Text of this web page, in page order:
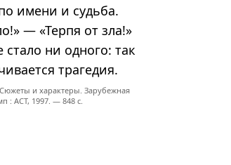
имени и судьба.
— «Терпя от зла!»
ни одного: так
трагедия.
и характеры. Зарубежная
: ACT, 1997. — 848 с.